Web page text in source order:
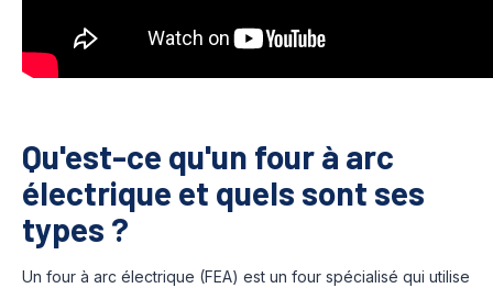
Qu'est-ce qu'un four à arc
électrique et quels sont ses
types ?
Un four à arc électrique (FEA) est un four spécialisé qui utilise